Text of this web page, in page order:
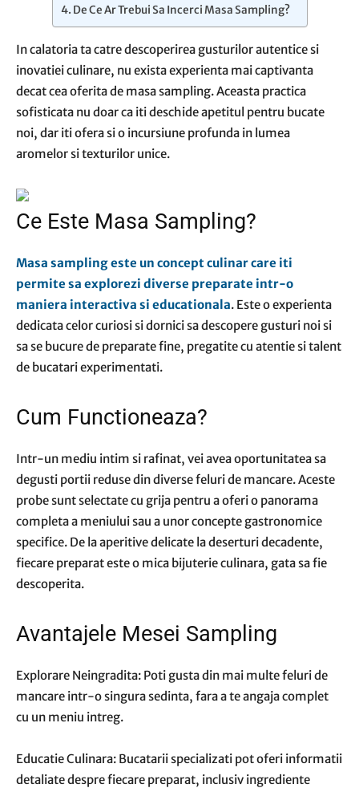
De Ce Ar Trebui Sa Incerci Masa Sampling?
In calatoria ta catre descoperirea gusturilor autentice si
inovatiei culinare, nu exista experienta mai captivanta
decat cea oferita de masa sampling. Aceasta practica
sofisticata nu doar ca iti deschide apetitul pentru bucate
noi, dar iti ofera si o incursiune profunda in lumea
aromelor si texturilor unice.
Ce Este Masa Sampling?
Masa sampling este un concept culinar care iti
permite sa explorezi diverse preparate intr-o
maniera interactiva si educationala. Este o experienta
dedicata celor curiosi si dornici sa descopere gusturi noi si
sa se bucure de preparate fine, pregatite cu atentie si talent
de bucatari experimentati.
Cum Functioneaza?
Intr-un mediu intim si rafinat, vei avea oportunitatea sa
degusti portii reduse din diverse feluri de mancare. Aceste
probe sunt selectate cu grija pentru a oferi o panorama
completa a meniului sau a unor concepte gastronomice
specifice. De la aperitive delicate la deserturi decadente,
fiecare preparat este o mica bijuterie culinara, gata sa fie
descoperita.
Avantajele Mesei Sampling
Explorare Neingradita: Poti gusta din mai multe feluri de
mancare intr-o singura sedinta, fara a te angaja complet
cu un meniu intreg.
Educatie Culinara: Bucatarii specializati pot oferi informatii
detaliate despre fiecare preparat, inclusiv ingrediente